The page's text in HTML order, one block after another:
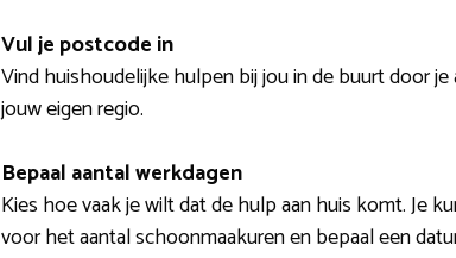
Vul je postcode in
Vind huishoudelijke hulpen bij jou in de buurt door
jouw eigen regio.
Bepaal aantal werkdagen
Kies hoe vaak je wilt dat de hulp aan huis komt. Je
voor het aantal schoonmaakuren en bepaal een